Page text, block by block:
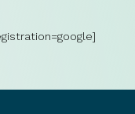
[trustindex no-registration=google]